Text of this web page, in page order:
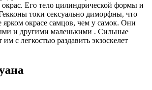
Его тело цилиндрической формы и
токи сексуально диморфны, что
ярком окрасе самцов, чем у самок. Они
и другими маленькими . Сильные
с легкостью раздавить экзоскелет